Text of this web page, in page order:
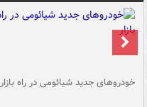
خودروهای جدید شیائومی در راه بازار